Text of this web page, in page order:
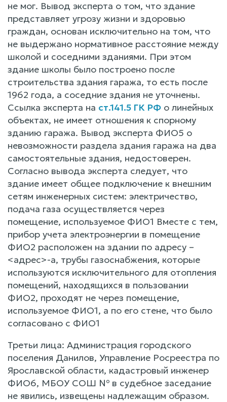
не мог. Вывод эксперта о том, что здание
представляет угрозу жизни и здоровью
граждан, основан исключительно на том, что
не выдержано нормативное расстояние между
школой и соседними зданиями. При этом
здание школы было построено после
строительства здания гаража, то есть после
1962 года, а соседние здания не уточнены.
Ссылка эксперта на ст.141.5 ГК РФ о линейных
объектах, не имеет отношения к спорному
зданию гаража. Вывод эксперта ФИО5 о
невозможности раздела здания гаража на два
самостоятельные здания, недостоверен.
Согласно вывода эксперта следует, что
здание имеет общее подключение к внешним
сетям инженерных систем: электричество,
подача газа осуществляется через
помещение, используемое ФИО1 Вместе с тем,
прибор учета электроэнергии в помещение
ФИО2 расположен на здании по адресу –
<адрес>-а, трубы газоснабжения, которые
используются исключительного для отопления
помещений, находящихся в пользовании
ФИО2, проходят не через помещение,
используемое ФИО1, а по его стене, что было
согласовано с ФИО1
Третьи лица: Администрация городского
поселения Данилов, Управление Росреестра по
Ярославской области, кадастровый инженер
ФИО6, МБОУ СОШ № в судебное заседание
не явились, извещены надлежащим образом.